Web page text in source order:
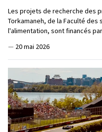
Les projets de recherche des
Torkamaneh, de la Faculté
l'alimentation, sont financés
— 20 mai 2026